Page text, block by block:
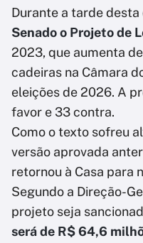
Durante a tarde desta
Senado o Projeto de
2023, que aumenta de
cadeiras na Câmara
eleições de 2026. A
favor e 33 contra.
Como o texto sofreu
versão aprovada
retornou à Casa para
Segundo a Direção-
projeto seja
será de R$ 64,6